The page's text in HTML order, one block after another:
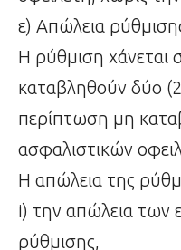
ε) Απώλεια
Η ρύθμιση χάνεται
καταβληθούν δύο
περίπτωση μη
ασφαλιστικών
Η απώλεια της
i) την απώλεια των
ρύθμισης,